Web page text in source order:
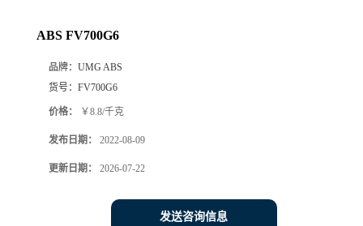
厅
ABS FV700G6
品牌： UMG ABS
货号： FV700G6
价格： ￥8.8/千克
发布日期： 2022-08-09
更新日期： 2026-07-22
发送咨询信息